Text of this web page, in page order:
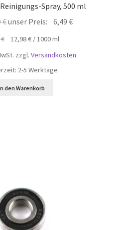
Spray, 500 ml
€Ursprünglicher
war:
7,99 €
unser Preis: 6,49€Aktueller
6,49 €.
€ 12,98€/1000ml
zzgl. Versandkosten
2-5 Werktage
den Warenkorb